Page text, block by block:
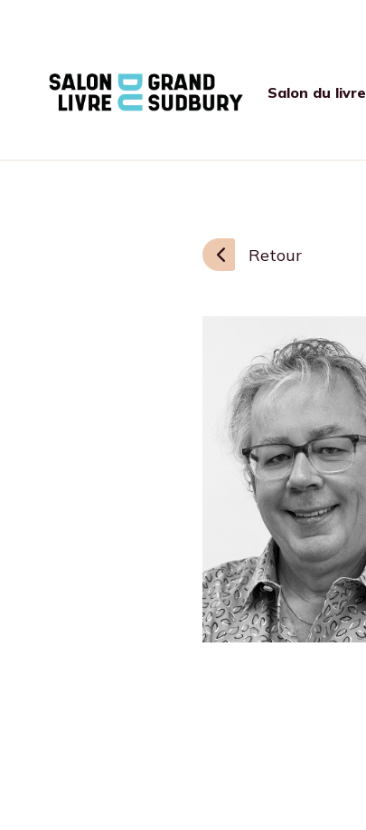
Salon du livre
Retour